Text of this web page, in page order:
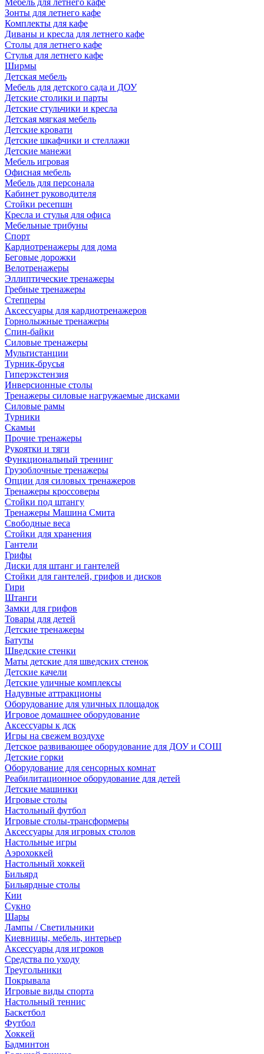
Мебель для летнего кафе
Зонты для летнего кафе
Комплекты для кафе
Диваны и кресла для летнего кафе
Столы для летнего кафе
Стулья для летнего кафе
Ширмы
Детская мебель
Мебель для детского сада и ДОУ
Детские столики и парты
Детские стульчики и кресла
Детская мягкая мебель
Детские кровати
Детские шкафчики и стеллажи
Детские манежи
Мебель игровая
Офисная мебель
Мебель для персонала
Кабинет руководителя
Стойки ресепшн
Кресла и стулья для офиса
Мебельные трибуны
Спорт
Кардиотренажеры для дома
Беговые дорожки
Велотренажеры
Эллиптические тренажеры
Гребные тренажеры
Степперы
Аксессуары для кардиотренажеров
Горнолыжные тренажеры
Спин-байки
Силовые тренажеры
Мультистанции
Турник-брусья
Гиперэкстензия
Инверсионные столы
Тренажеры силовые нагружаемые дисками
Силовые рамы
Турники
Скамьи
Прочие тренажеры
Рукоятки и тяги
Функциональный тренинг
Грузоблочные тренажеры
Опции для силовых тренажеров
Тренажеры кроссоверы
Стойки под штангу
Тренажеры Машина Смита
Свободные веса
Стойки для хранения
Гантели
Грифы
Диски для штанг и гантелей
Стойки для гантелей, грифов и дисков
Гири
Штанги
Замки для грифов
Товары для детей
Детские тренажеры
Батуты
Шведские стенки
Маты детские для шведских стенок
Детские качели
Детские уличные комплексы
Надувные аттракционы
Оборудование для уличных площадок
Игровое домашнее оборудование
Аксессуары к дск
Игры на свежем воздухе
Детское развивающее оборудование для ДОУ и СОШ
Детские горки
Оборудование для сенсорных комнат
Реабилитационное оборудование для детей
Детские машинки
Игровые столы
Настольный футбол
Игровые столы-трансформеры
Аксессуары для игровых столов
Настольные игры
Аэрохоккей
Настольный хоккей
Бильярд
Бильярдные столы
Кии
Сукно
Шары
Лампы / Светильники
Киевницы, мебель, интерьер
Аксессуары для игроков
Средства по уходу
Треугольники
Покрывала
Игровые виды спорта
Настольный теннис
Баскетбол
Футбол
Хоккей
Бадминтон